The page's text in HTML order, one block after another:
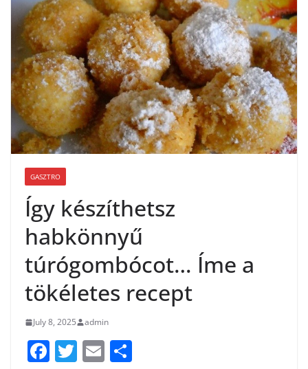
GASZTRO
Így készíthetsz
habkönnyű
túrógombócot… Íme a
tökéletes recept
July 8, 2025 admin
F T E